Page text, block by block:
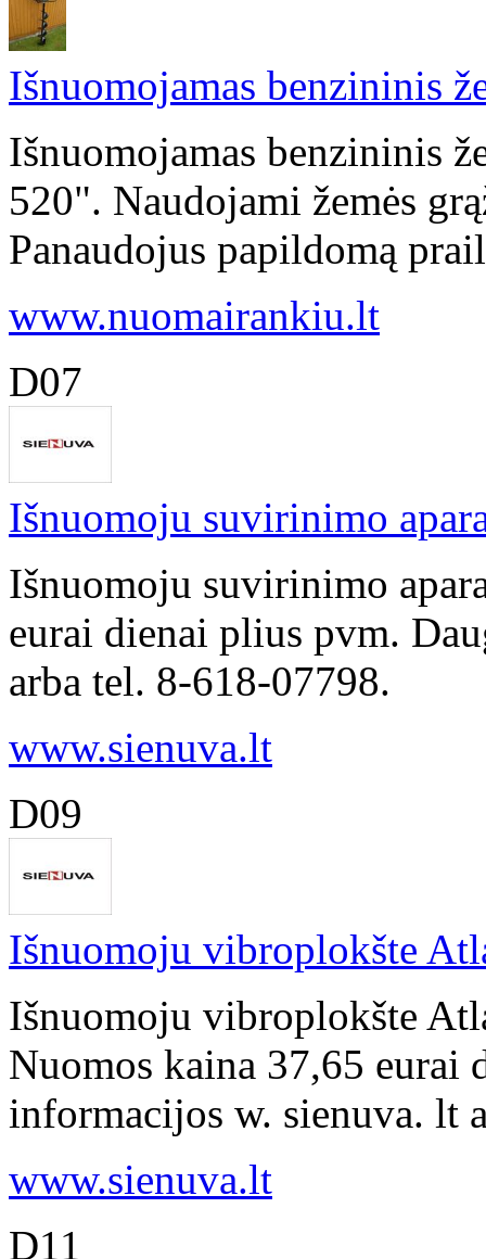
Išnuomojamas benzininis
Išnuomojamas benzininis
520". Naudojami žemės
Panaudojus papildomą
www.nuomairankiu.lt
D07
Išnuomoju suvirinimo
Išnuomoju suvirinimo
eurai dienai plius pvm.
arba tel. 8-618-07798.
www.sienuva.lt
D09
Išnuomoju vibroplokšte
Išnuomoju vibroplokšte
Nuomos kaina 37,65 eurai
informacijos w. sienuva. lt
www.sienuva.lt
D11